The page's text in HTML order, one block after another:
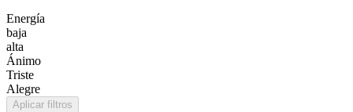
Energía
baja
alta
Ánimo
Triste
Alegre
Aplicar filtros